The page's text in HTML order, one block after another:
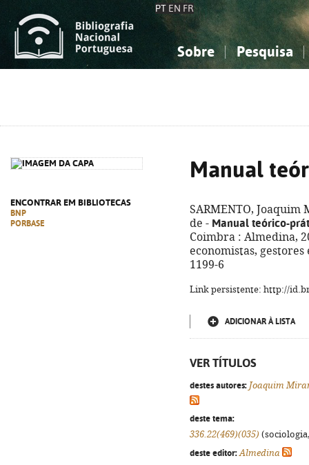
PT EN FR
Sobre Pesquisa
ENCONTRAR EM BIBLIOTECAS
BNP
PORBASE
Manual
SARMENTO, Joaquim
de - Manual teórico-
Coimbra : Almedina,
economistas, gestores
1199-6
Link persistente: http://
ADICIONAR À LISTA
VER TÍTULOS
destes autores: Joaquim
deste tema:
336.22(469)(035)
deste editor: Almedina